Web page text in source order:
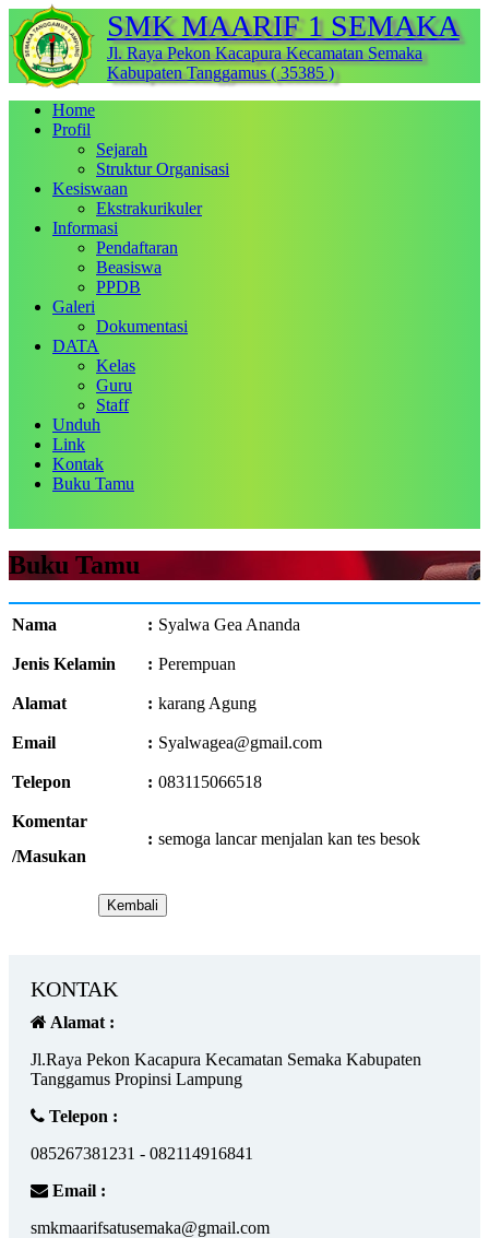
SMK MAARIF 1 SEMAKA
Jl. Raya Pekon Kacapura Kecamatan Semaka
Kabupaten Tanggamus ( 35385 )
Home
Profil
Sejarah
Struktur Organisasi
Kesiswaan
Ekstrakurikuler
Informasi
Pendaftaran
Beasiswa
PPDB
Galeri
Dokumentasi
DATA
Kelas
Guru
Staff
Unduh
Link
Kontak
Buku Tamu
Buku Tamu
Nama : Syalwa Gea Ananda
Jenis Kelamin : Perempuan
Alamat : karang Agung
Email : Syalwagea@gmail.com
Telepon : 083115066518
Komentar
/Masukan
: semoga lancar menjalan kan tes besok
KONTAK
Alamat :
Jl.Raya Pekon Kacapura Kecamatan Semaka Kabupaten
Tanggamus Propinsi Lampung
Telepon :
085267381231 - 082114916841
Email :
smkmaarifsatusemaka@gmail.com